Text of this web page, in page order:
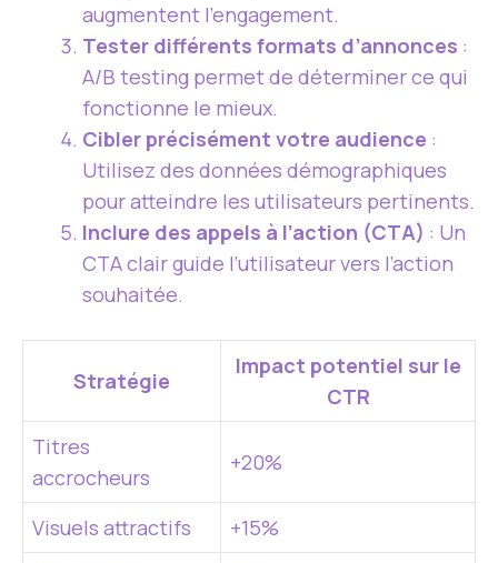
augmentent l’engagement.
Tester différents formats d’annonces :
A/B testing permet de déterminer ce qui
fonctionne le mieux.
Cibler précisément votre audience :
Utilisez des données démographiques
pour atteindre les utilisateurs pertinents.
Inclure des appels à l’action (CTA) : Un
CTA clair guide l’utilisateur vers l’action
souhaitée.
Stratégie
Impact potentiel sur le
CTR
Titres
accrocheurs
+20%
Visuels attractifs
+15%